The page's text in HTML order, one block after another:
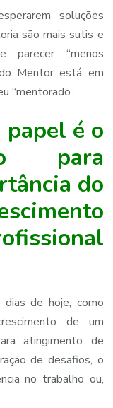
soluções
são mais sutis e
parecer “menos
Mentor está em
“mentorado”.
papel é o
para
do
de hoje, como
de um
atingimento de
de desafios, o
no trabalho ou,